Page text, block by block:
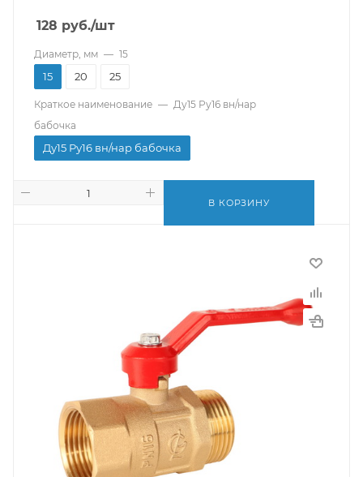
128 руб./шт
Диаметр, мм — 15
15 20 25
Краткое наименование — Ду15 Ру16 вн/нар
бабочка
Ду15 Ру16 вн/нар бабочка
В КОРЗИНУ